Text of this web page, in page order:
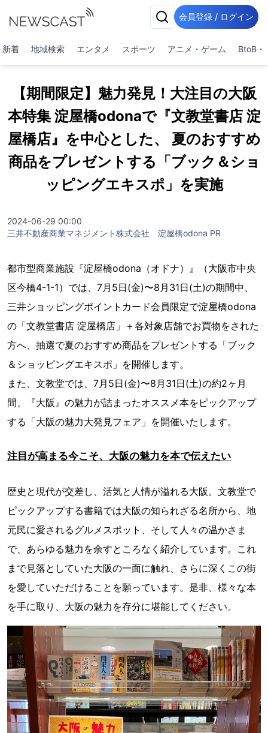
会員登録 / ログイン
新着 地域検索 エンタメ スポーツ アニメ・ゲーム BtoB・
【期間限定】魅力発見！大注目の大阪
本特集 淀屋橋odonaで『文教堂書店 淀
屋橋店』を中心とした、 夏のおすすめ
商品をプレゼントする「ブック＆ショ
ッピングエキスポ」を実施
2024-06-29 00:00
三井不動産商業マネジメント株式会社 淀屋橋odona PR
都市型商業施設『淀屋橋odona（オドナ）』（大阪市中央
区今橋4-1-1）では、7月5日(金)〜8月31日(土)の期間中、
三井ショッピングポイントカード会員限定で淀屋橋odona
の「文教堂書店 淀屋橋店」＋各対象店舗でお買物をされた
方へ、抽選で夏のおすすめ商品をプレゼントする「ブック
＆ショッピングエキスポ」を開催します。
また、文教堂では、7月5日(金)〜8月31日(土)の約2ヶ月
間、『大阪』の魅力が詰まったオススメ本をピックアップ
する「大阪の魅力大発見フェア」を開催いたします。
注目が高まる今こそ、大阪の魅力を本で伝えたい
歴史と現代が交差し、活気と人情が溢れる大阪。文教堂で
ピックアップする書籍では大阪の知られざる名所から、地
元民に愛されるグルメスポット、そして人々の温かさま
で、あらゆる魅力を余すところなく紹介しています。これ
まで見落としていた大阪の一面に触れ、さらに深くこの街
を愛していただけることを願っています。是非、様々な本
を手に取り、大阪の魅力を存分に堪能してください。